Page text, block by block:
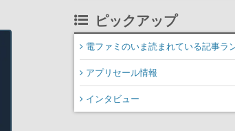
日正式リリー
たキャンペー
ピックアップ
電ファミのいま読まれている記事ラ
アプリセール情報
インタビュー